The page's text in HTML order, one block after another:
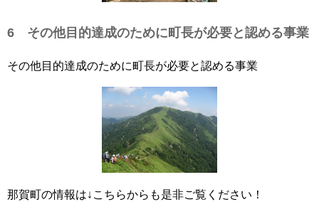
6 その他目的達成のために町長が必要と認める事業
その他目的達成のために町長が必要と認める事業
那賀町の情報は↓こちらからも是非ご覧ください！